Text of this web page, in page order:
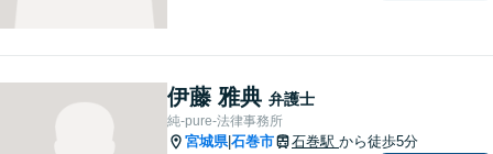
伊藤 雅典 弁護士
純-pure-法律事務所
宮城県|石巻市 石巻駅 から徒歩5分